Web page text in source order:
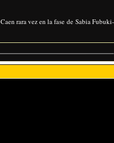
Caen rara vez en la fase de Sabia